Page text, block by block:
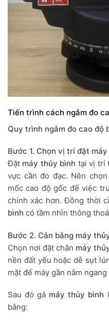
Tiến trình cách ngắm đo
Quy trình ngắm đo cao độ
Bước 1. Chọn vị trí đặt máy
Đặt máy thủy bình tại vị trí
vực cần đo đạc. Nên
mốc cao độ gốc để việc
chính xác hơn. Đồng thời
bình có tầm nhìn thông
Bước 2. Cân bằng máy
Chọn nơi đặt chân máy
nền đất yếu hoặc dễ sụt
mặt đế máy gần nằm ngang
Sau đó gá máy thủy bình
bằng: